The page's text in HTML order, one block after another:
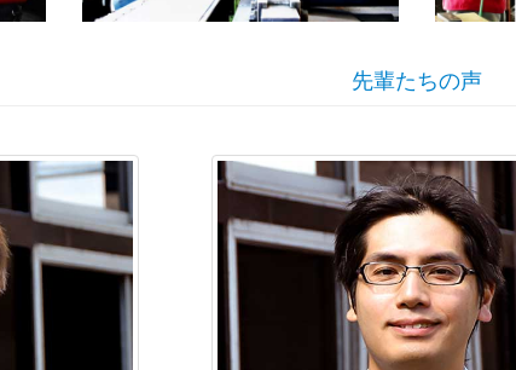
先輩たちの声